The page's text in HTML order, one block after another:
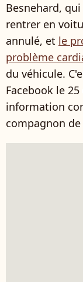
Besnehard,
rentrer en
annulé, et le
problème
du véhicule.
Facebook le
information
compagnon